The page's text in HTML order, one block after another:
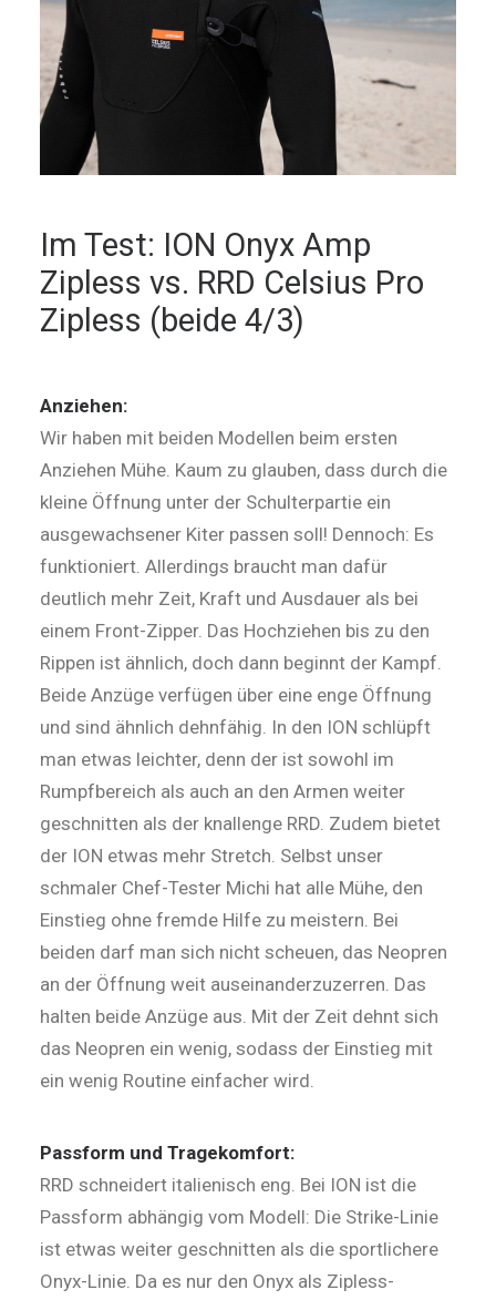
Im Test: ION Onyx Amp
Zipless vs. RRD Celsius Pro
Zipless (beide 4/3)
Anziehen:
Wir haben mit beiden Modellen beim ersten
Anziehen Mühe. Kaum zu glauben, dass durch die
kleine Öffnung unter der Schul­ter­partie ein
ausgewachsener Kiter passen soll! Dennoch: Es
funktioniert. Allerdings braucht man dafür
deutlich mehr Zeit, Kraft und Ausdauer als bei
einem Front-Zipper. Das Hochziehen bis zu den
Rippen ist ähnlich, doch dann beginnt der Kampf.
Beide Anzüge verfügen über eine enge Öffnung
und sind ähnlich dehnfähig. In den ION schlüpft
man etwas leichter, denn der ist sowohl im
Rumpfbereich als auch an den Armen weiter
geschnitten als der knall­enge RRD. Zudem bietet
der ION etwas mehr Stretch. Selbst unser
schmaler Chef-Tester Michi hat alle Mühe, den
Einstieg ohne fremde Hilfe zu meistern. Bei
beiden darf man sich nicht scheuen, das Neopren
an der Öffnung weit auseinanderzuzerren. Das
halten beide Anzüge aus. Mit der Zeit dehnt sich
das Neopren ein wenig, sodass der Einstieg mit
ein wenig Routine einfacher wird.
Passform und Tragekomfort:
RRD schneidert italienisch eng. Bei ION ist die
Passform abhängig vom Modell: Die Strike-Linie
ist etwas weiter geschnitten als die sportlichere
Onyx-Linie. Da es nur den Onyx als Zipless-